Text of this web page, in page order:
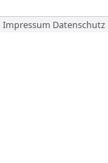
Impressum Datenschutz